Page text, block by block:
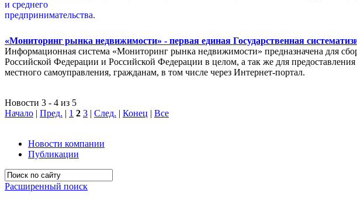
«Мониторинг рынка недвижимости» - первая единая Государственная
Информационная система «Мониторинг рынка недвижимости» предназначена для
Российской Федерации и Российской Федерации в целом, а так же для
местного самоуправления, гражданам, в том числе через Интернет-портал.
Новости 3 - 4 из 5
Начало | Пред. | 1 2 3 | След. | Конец | Все
Новости компании
Публикации
Расширенный поиск